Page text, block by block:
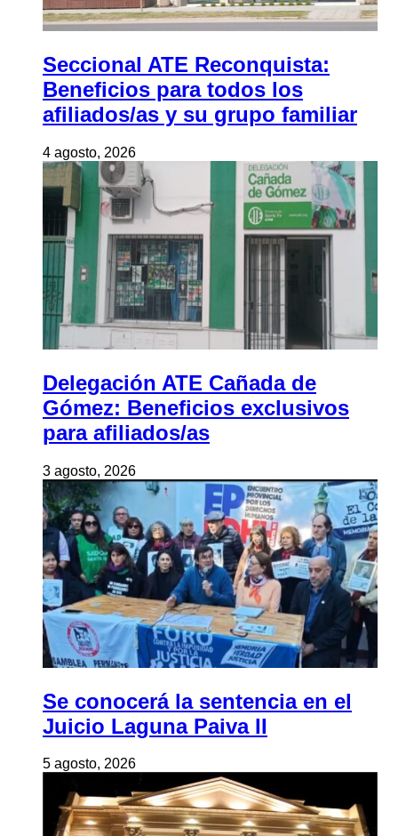
Seccional ATE Reconquista:
Beneficios para todos los
afiliados/as y su grupo familiar
4 agosto, 2026
Delegación ATE Cañada de
Gómez: Beneficios exclusivos
para afiliados/as
3 agosto, 2026
Se conocerá la sentencia en el
Juicio Laguna Paiva II
5 agosto, 2026